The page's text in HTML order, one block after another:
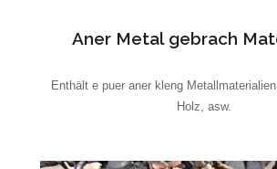
Aner Metal gebrach
Enthält e puer aner kleng
Holz, asw.